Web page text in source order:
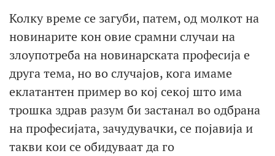
Колку време се загуби, патем, од молкот на
новинарите кон овие срамни случаи на
злоупотреба на новинарската професија е
друга тема, но во случајов, кога имаме
еклатантен пример во кој секој што има
трошка здрав разум би застанал во одбрана
на професијата, зачудувачки, се појавија и
такви кои се обидуваат да го